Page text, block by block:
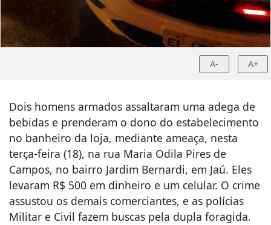
A- A+
Dois homens armados assaltaram uma adega de
bebidas e prenderam o dono do estabelecimento
no banheiro da loja, mediante ameaça, nesta
terça-feira (18), na rua Maria Odila Pires de
Campos, no bairro Jardim Bernardi, em Jaú. Eles
levaram R$ 500 em dinheiro e um celular. O crime
assustou os demais comerciantes, e as polícias
Militar e Civil fazem buscas pela dupla foragida.